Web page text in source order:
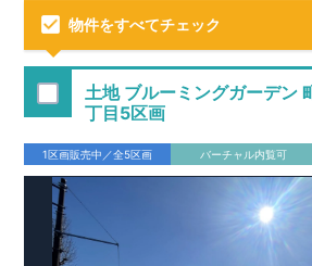
物件をすべてチェック
土地 ブルーミングガーデン
丁目5区画
1区画販売中／全5区画 バーチャル内覧可